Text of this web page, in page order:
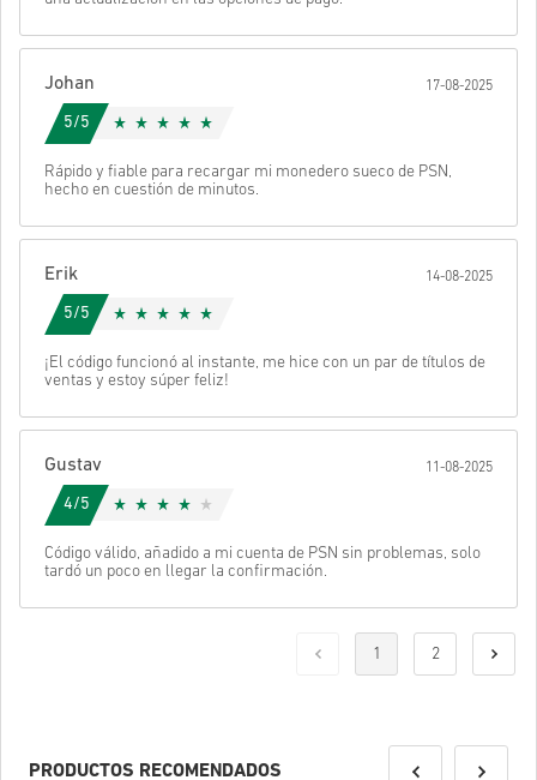
Después recibirás un correo con un enlace seguro para acceder a
tu código.
Johan 17-08-2025
5/5
Rápido y fiable para recargar mi monedero sueco de PSN,
hecho en cuestión de minutos.
Erik 14-08-2025
5/5
¡El código funcionó al instante, me hice con un par de títulos de
ventas y estoy súper feliz!
Gustav 11-08-2025
4/5
Código válido, añadido a mi cuenta de PSN sin problemas, solo
tardó un poco en llegar la confirmación.
1 2
PRODUCTOS RECOMENDADOS